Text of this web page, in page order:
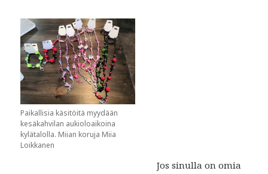
Paikallisia käsitöitä myydään
kesäkahvilan aukioloaikoina
kylätalolla. Miian koruja Miia
Loikkanen
Jos sinulla on omia